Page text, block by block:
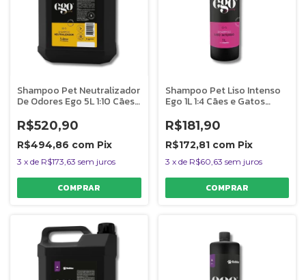
Shampoo Pet Neutralizador
De Odores Ego 5L 1:10 Cães
Bubbles
R$520,90
R$494,86 com Pix
3 x de R$173,63 sem juros
Shampoo Pet Liso Intenso
Ego 1L 1:4 Cães e Gatos
R$181,90
R$172,81 com Pix
3 x de R$60,63 sem juros